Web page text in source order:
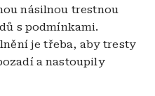
násilnou trestnou
s podmínkami.
je třeba, aby tresty
a nastoupily